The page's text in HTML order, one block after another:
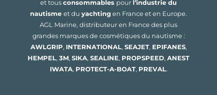
et tousconsommables pour l’industrie du
nautisme et du yachtingen France et en Europe.
AGL Marine, distributeur en France des plus
grandes marques de cosmétiques du nautisme :
AWLGRIP, INTERNATIONAL, SEAJET, EPIFANES,
HEMPEL, 3M, SIKA, SEALINE, PROPSPEED, ANEST
IWATA, PROTECT-A-BOAT, PREVAL.